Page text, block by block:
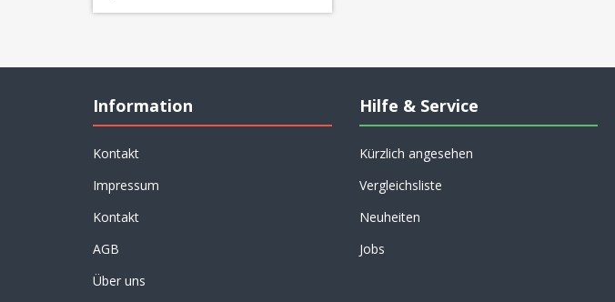
Information
Kontakt
Impressum
Kontakt
AGB
Über uns
Hilfe & Service
Kürzlich angesehen
Vergleichsliste
Neuheiten
Jobs